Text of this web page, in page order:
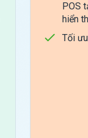
POS
hiển
Tối